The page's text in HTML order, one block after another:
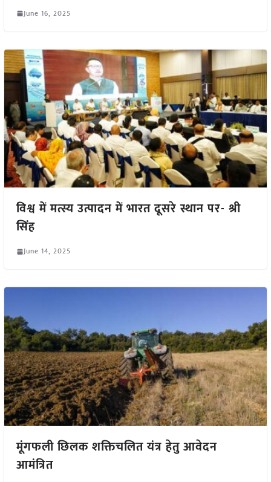
June 16, 2025
विश्व में मत्स्य उत्पादन में भारत दूसरे स्थान पर- श्री
सिंह
June 14, 2025
मूंगफली छिलक शक्तिचलित यंत्र हेतु आवेदन
आमंत्रित